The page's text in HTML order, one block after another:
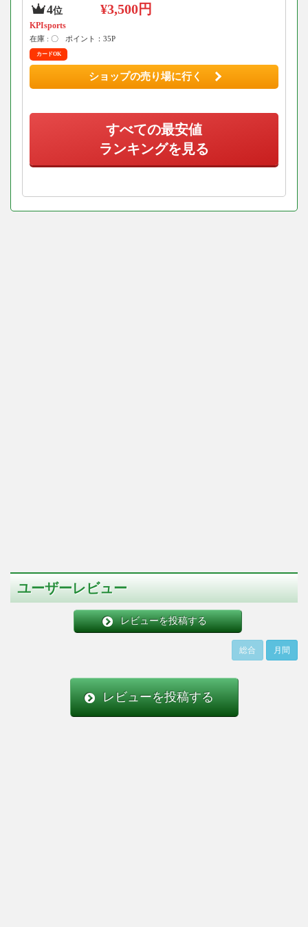
4位 ¥3,500円
KPIsports
在庫 : 〇 ポイント：35P
カードOK
ショップの売り場に行く
すべての最安値
ランキングを見る
ユーザーレビュー
レビューを投稿する
総合 月間
レビューを投稿する